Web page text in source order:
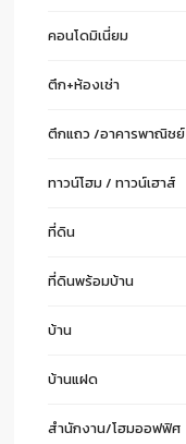
คอนโดมิเนี่ยม
ตึก+ห้องเช่า
ตึกแถว /อาคารพาณิชย์
ทาวน์โฮม / ทาวน์เฮาส์
ที่ดิน
ที่ดินพร้อมบ้าน
บ้าน
บ้านแฝด
สำนักงาน/โฮมออฟฟิศ